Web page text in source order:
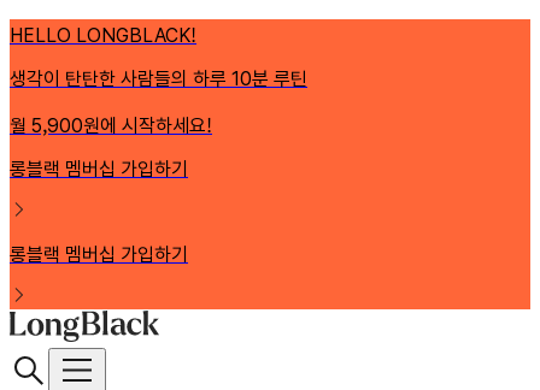
HELLO LONGBLACK!
생각이 탄탄한 사람들의 하루 10분 루틴
월 5,900원에 시작하세요!
롱블랙 멤버십 가입하기
롱블랙 멤버십 가입하기